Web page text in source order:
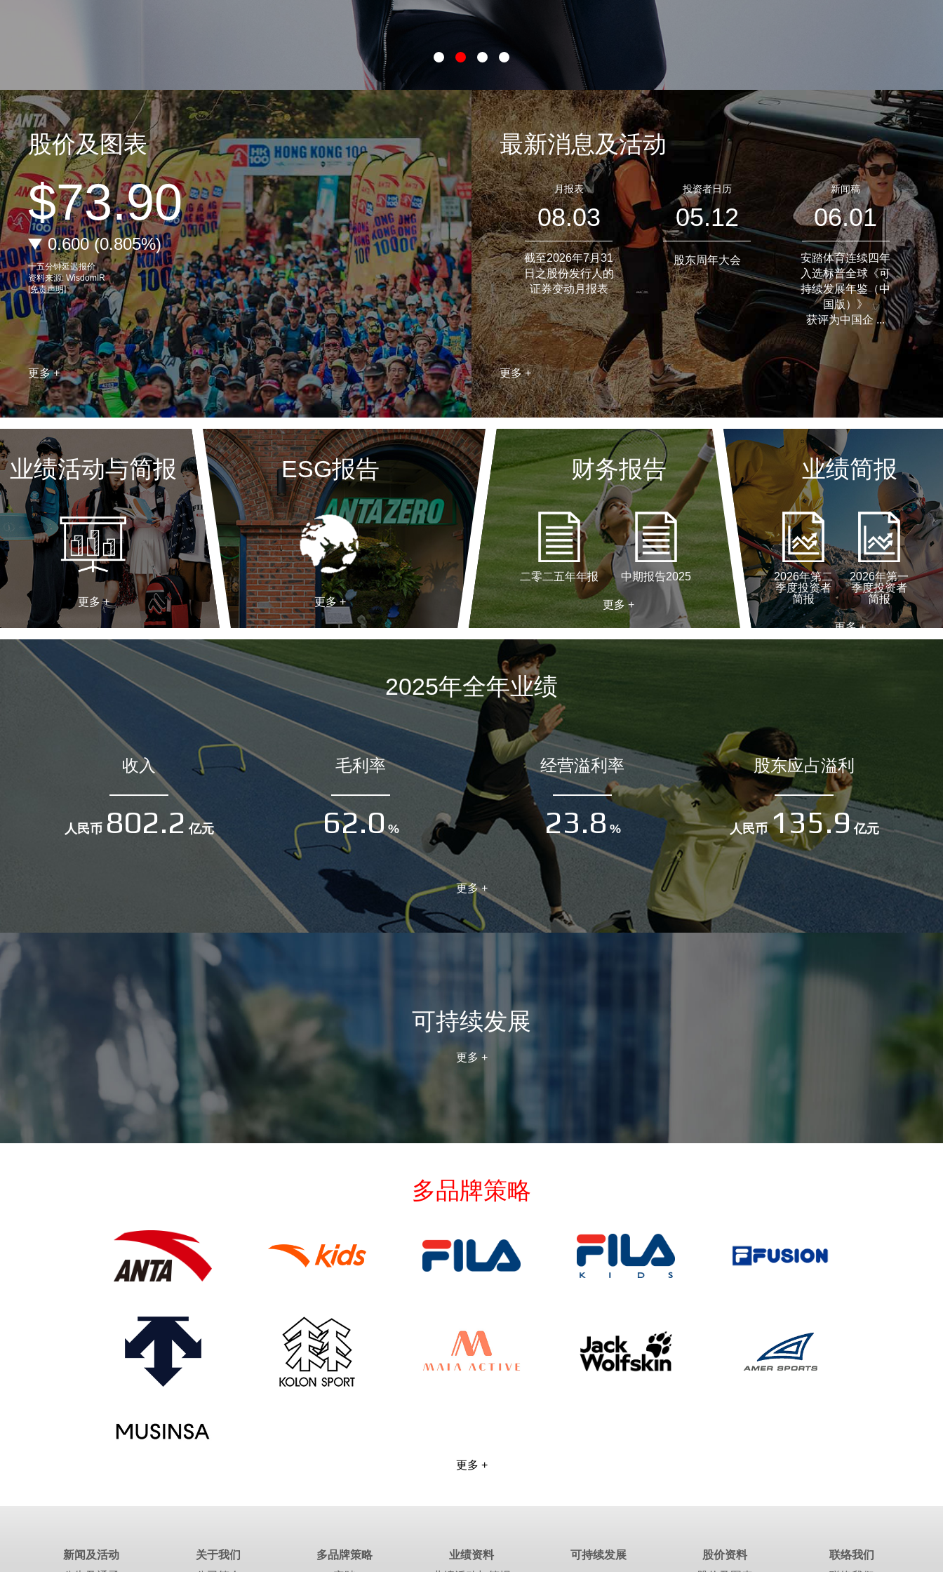
股价及图表
更多 +
最新消息及活动
月报表
08.03
截至2026年7月31
日之股份发行人的
证券变动月报表
投资者日历
05.12
股东周年大会
新闻稿
06.01
安踏体育连续四年
入选标普全球《可
持续发展年鉴（中
国版）》
获评为中国企 ...
更多 +
业绩活动与简报
更多 +
ESG报告
更多 +
财务报告
二零二五年年报 中期报告2025
更多 +
业绩简报
2026年第二
季度投资者
简报
2026年第一
季度投资者
简报
更多 +
2025年全年业绩
收入
人民币 802.2 亿元
毛利率
62.0 %
经营溢利率
23.8 %
股东应占溢利
人民币 135.9 亿元
更多 +
可持续发展
更多 +
多品牌策略
更多 +
新闻及活动
关于我们
多品牌策略
业绩资料
可持续发展
股价资料
联络我们